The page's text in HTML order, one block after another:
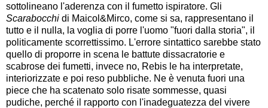
sottolineano l'aderenza con il fumetto ispiratore. Gli
Scarabocchi di Maicol&Mirco, come si sa, rappresentano il
tutto e il nulla, la voglia di porre l'uomo "fuori dalla storia", il
politicamente scorrettissimo. L'errore sintattico sarebbe stato
quello di proporre in scena le battute dissacratorie e
scabrose dei fumetti, invece no, Rebis le ha interpretate,
interiorizzate e poi reso pubbliche. Ne è venuta fuori una
piece che ha scatenato solo risate sommesse, quasi
pudiche, perché il rapporto con l'inadeguatezza del vivere